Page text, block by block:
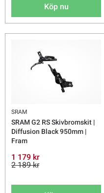
Köp nu
SRAM
SRAM G2 RS Skivbromskit |
Diffusion Black 950mm |
Fram
1 179 kr
2 189 kr